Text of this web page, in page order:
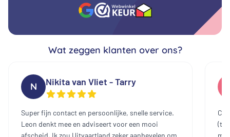
Wat zeggen klanten over ons?
N Nikita van Vliet - Tarry
Super fijn contact en persoonlijke, snelle service.
Leon denkt mee en adviseert voor een mooi
afscheid. Ik zou Uitvaartland zeker aanbevelen om